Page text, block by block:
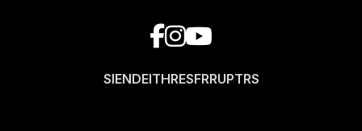
SIENDEITHRESFRRUPTRS